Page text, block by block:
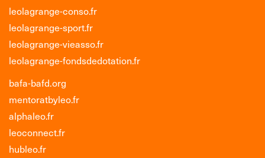
leolagrange-conso.fr
leolagrange-sport.fr
leolagrange-vieasso.fr
leolagrange-fondsdedotation.fr
bafa-bafd.org
mentoratbyleo.fr
alphaleo.fr
leoconnect.fr
hubleo.fr